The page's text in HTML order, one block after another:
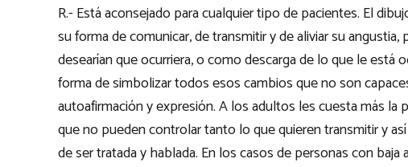
R.- Está aconsejado para cualquier tipo de pacientes. El
su forma de comunicar, de transmitir y de aliviar su
desearían que ocurriera, o como descarga de lo que le está
forma de simbolizar todos esos cambios que no son
autoafirmación y expresión. A los adultos les cuesta más la
que no pueden controlar tanto lo que quieren transmitir y
de ser tratada y hablada. En los casos de personas con